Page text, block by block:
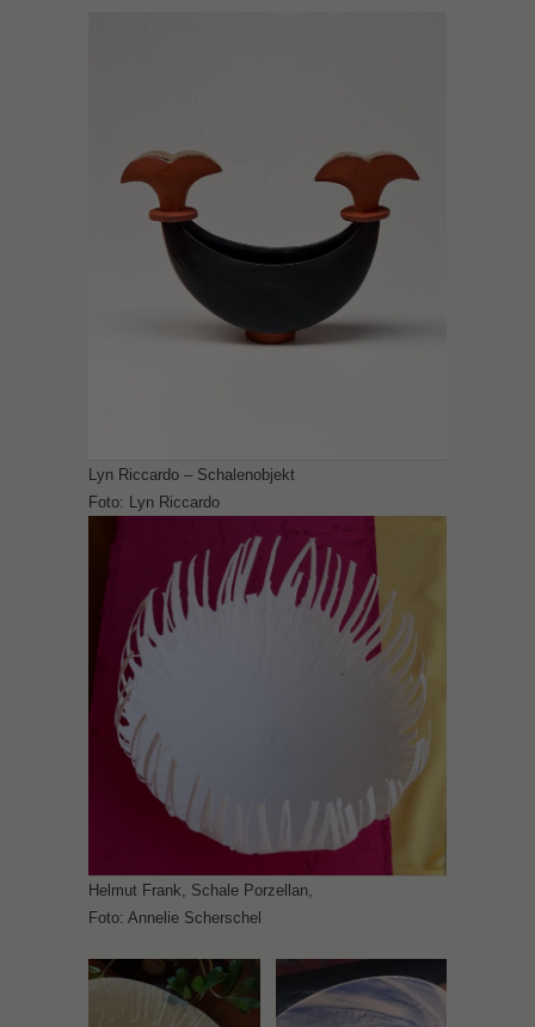
Lyn Riccardo – Schalenobjekt
Foto: Lyn Riccardo
Helmut Frank, Schale Porzellan,
Foto: Annelie Scherschel